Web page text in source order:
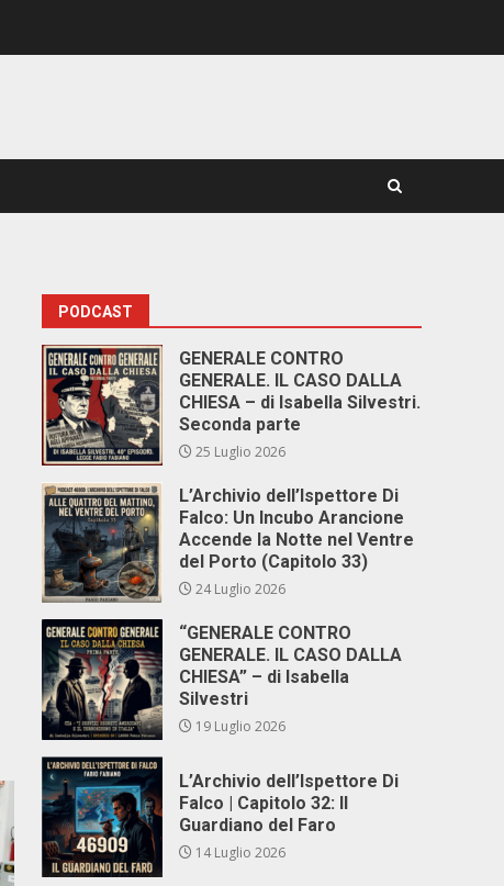
PODCAST
GENERALE CONTRO
GENERALE. IL CASO DALLA
CHIESA – di Isabella Silvestri.
Seconda parte
25 Luglio 2026
L’Archivio dell’Ispettore Di
Falco: Un Incubo Arancione
Accende la Notte nel Ventre
del Porto (Capitolo 33)
24 Luglio 2026
“GENERALE CONTRO
GENERALE. IL CASO DALLA
CHIESA” – di Isabella
Silvestri
19 Luglio 2026
L’Archivio dell’Ispettore Di
Falco | Capitolo 32: Il
Guardiano del Faro
14 Luglio 2026